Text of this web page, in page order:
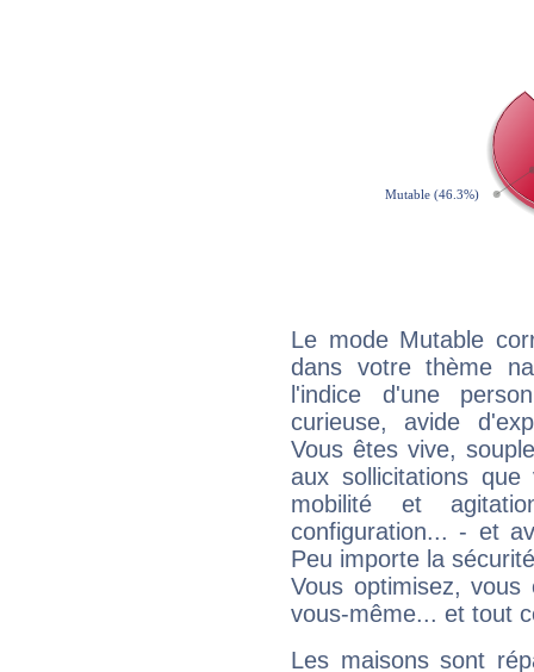
Le mode Mutable
dans votre thème
l'indice d'une
curieuse, avide
Vous êtes vive,
aux sollicitations
mobilité et
configuration... - et
Peu importe la
Vous optimisez, vous
vous-même... et tout
Les maisons sont